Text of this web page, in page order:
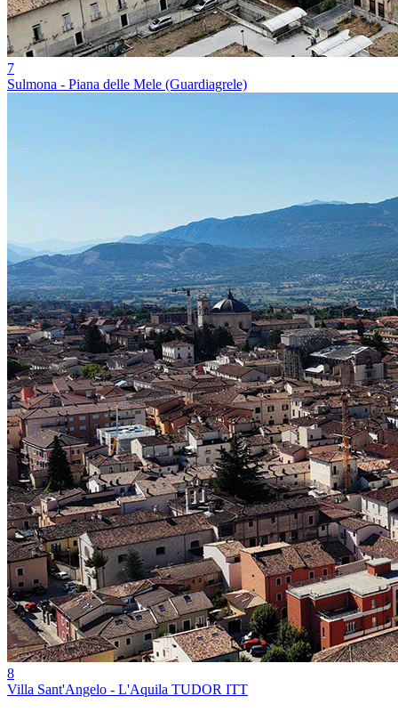
7
Sulmona - Piana delle Mele (Guardiagrele)
8
Villa Sant'Angelo - L'Aquila TUDOR ITT